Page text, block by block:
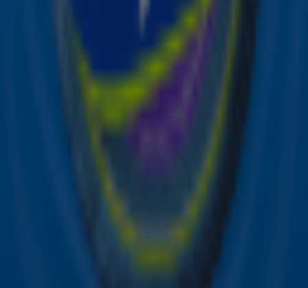
de hoogte van alle leuke winacties en het laatste nieuws
over je favoriete Sky-artiesten.
Meld je aan voor onze wekelijkse nieuwsbrief met daarin
het laatste nieuws en aanbiedingen die wijzelf of in
op ieder moment afmelden. Zie voor meer informatie de